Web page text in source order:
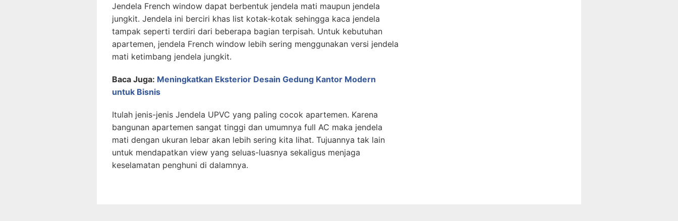
Jendela French window dapat berbentuk jendela mati maupun jendela
jungkit. Jendela ini berciri khas list kotak-kotak sehingga kaca jendela
tampak seperti terdiri dari beberapa bagian terpisah. Untuk kebutuhan
apartemen, jendela French window lebih sering menggunakan versi jendela
mati ketimbang jendela jungkit.
Baca Juga: Meningkatkan Eksterior Desain Gedung Kantor Modern
untuk Bisnis
Itulah jenis-jenis Jendela UPVC yang paling cocok apartemen. Karena
bangunan apartemen sangat tinggi dan umumnya full AC maka jendela
mati dengan ukuran lebar akan lebih sering kita lihat. Tujuannya tak lain
untuk mendapatkan view yang seluas-luasnya sekaligus menjaga
keselamatan penghuni di dalamnya.